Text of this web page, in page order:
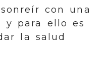
con una
y para ello es
la salud